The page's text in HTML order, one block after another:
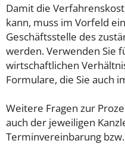
Damit die
kann, muss im Vorfeld
Geschäftsstelle des
werden. Verwenden Sie
wirtschaftlichen
Formulare, die Sie auch
Weitere Fragen zur
auch der jeweiligen
Terminvereinbarung